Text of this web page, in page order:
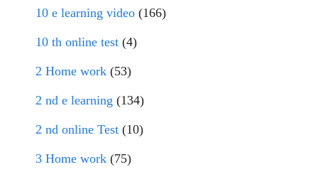
10 e learning video (166)
10 th online test (4)
2 Home work (53)
2 nd e learning (134)
2 nd online Test (10)
3 Home work (75)